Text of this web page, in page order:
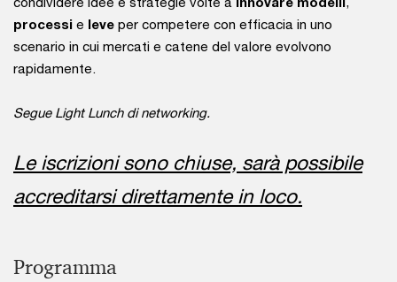
processi e leve per competere con efficacia in uno
scenario in cui mercati e catene del valore evolvono
rapidamente.
Segue Light Lunch di networking.
Le iscrizioni sono chiuse, sarà possibile
accreditarsi direttamente in loco.
Programma